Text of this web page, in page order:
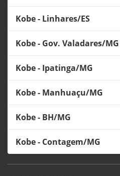
Kobe - Linhares/ES
Kobe - Gov. Valadares/MG
Kobe - Ipatinga/MG
Kobe - Manhuaçu/MG
Kobe - BH/MG
Kobe - Contagem/MG